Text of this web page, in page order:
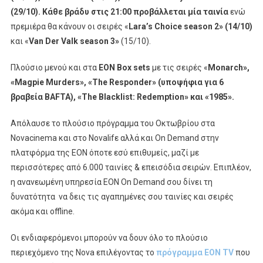
(29/10). Κάθε βράδυ στις 21:00 προβάλλεται μία ταινίαενώ
πρεμιέρα θα κάνουν οι σειρές « Lara’s Choice season 2» (14/10)
και «Van Der Valk season 3»(15/10).
Πλούσιο μενού και στα EON Box sets με τις σειρές « Monarch»,
«Magpie Murders», «Τhe Responder» (υποψήφια για 6
βραβεία BAFTA), «The Blacklist: Redemption» και «1985».
Απόλαυσε το πλούσιο πρόγραμμα του Οκτωβρίου στα
Novacinema και στο Novalifε αλλά και On Demand στην
πλατφόρμα της ΕΟΝ όποτε εσύ επιθυμείς, μαζί με
περισσότερες από 6.000 ταινίες & επεισόδια σειρών. Επιπλέον,
η ανανεωμένη υπηρεσία ΕΟΝ On Demand σου δίνει τη
δυνατότητα να δεις τις αγαπημένες σου ταινίες και σειρές
ακόμα και offline.
Οι ενδιαφερόμενοι μπορούν να δουν όλο το πλούσιο
περιεχόμενο της Nova επιλέγοντας το πρόγραμμα ΕΟΝ ΤVπου